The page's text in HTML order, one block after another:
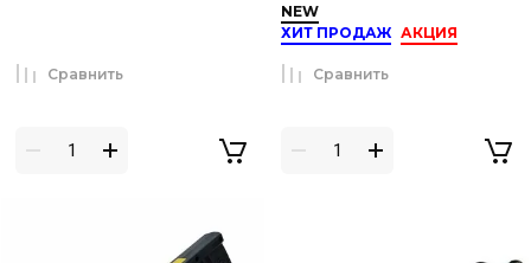
Сравнить
NEW
ХИТ ПРОДАЖ АКЦИЯ
Сравнить